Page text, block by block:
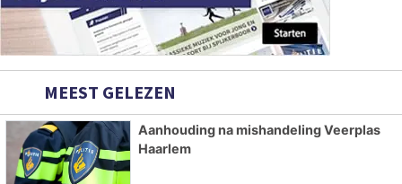
MEEST GELEZEN
Aanhouding na mishandeling Veerplas
Haarlem